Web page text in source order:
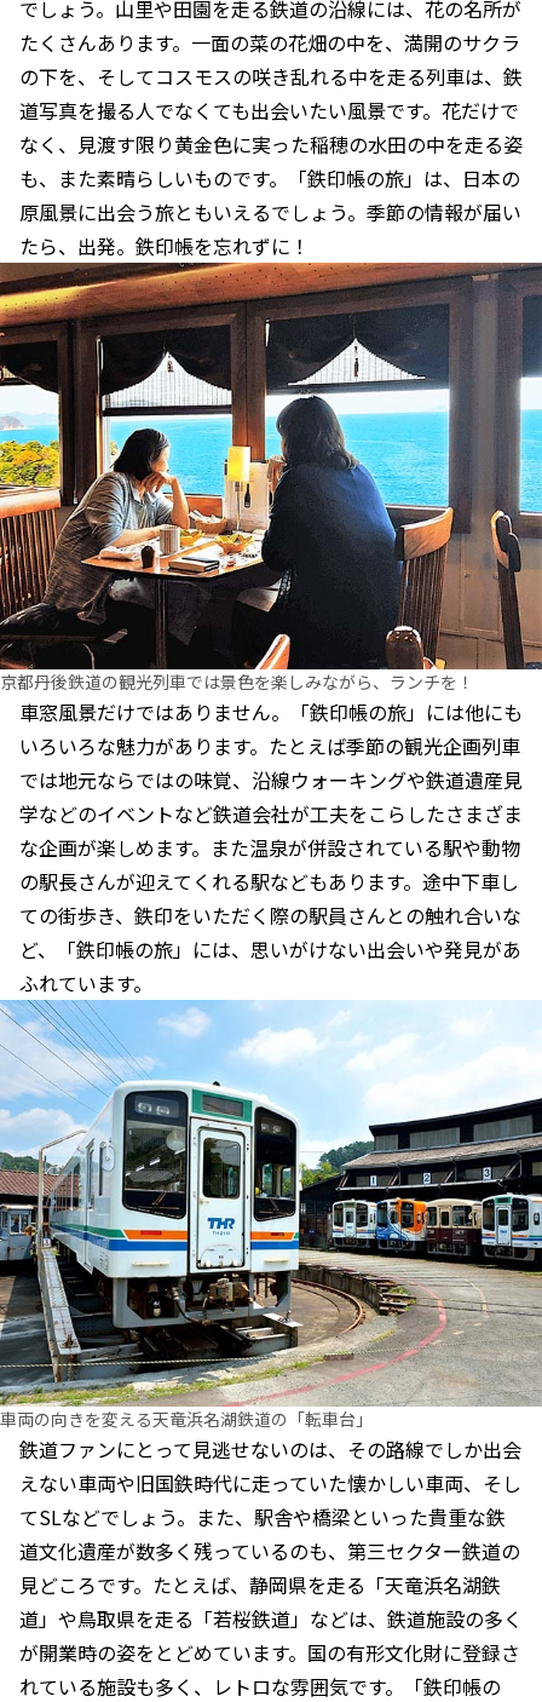
でしょう。山里や田園を走る鉄道の沿線には、花の名所が
たくさんあります。一面の菜の花畑の中を、満開のサクラ
の下を、そしてコスモスの咲き乱れる中を走る列車は、鉄
道写真を撮る人でなくても出会いたい風景です。花だけで
なく、見渡す限り黄金色に実った稲穂の水田の中を走る姿
も、また素晴らしいものです。「鉄印帳の旅」は、日本の
原風景に出会う旅ともいえるでしょう。季節の情報が届い
たら、出発。鉄印帳を忘れずに！
京都丹後鉄道の観光列車では景色を楽しみながら、ランチを！
車窓風景だけではありません。「鉄印帳の旅」には他にも
いろいろな魅力があります。たとえば季節の観光企画列車
では地元ならではの味覚、沿線ウォーキングや鉄道遺産見
学などのイベントなど鉄道会社が工夫をこらしたさまざま
な企画が楽しめます。また温泉が併設されている駅や動物
の駅長さんが迎えてくれる駅などもあります。途中下車し
ての街歩き、鉄印をいただく際の駅員さんとの触れ合いな
ど、「鉄印帳の旅」には、思いがけない出会いや発見があ
ふれています。
車両の向きを変える天竜浜名湖鉄道の「転車台」
鉄道ファンにとって見逃せないのは、その路線でしか出会
えない車両や旧国鉄時代に走っていた懐かしい車両、そし
てSLなどでしょう。また、駅舎や橋梁といった貴重な鉄
道文化遺産が数多く残っているのも、第三セクター鉄道の
見どころです。たとえば、静岡県を走る「天竜浜名湖鉄
道」や鳥取県を走る「若桜鉄道」などは、鉄道施設の多く
が開業時の姿をとどめています。国の有形文化財に登録さ
れている施設も多く、レトロな雰囲気です。「鉄印帳の